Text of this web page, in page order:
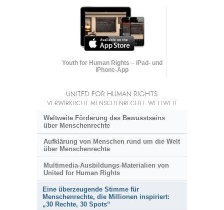
Youth for Human Rights – iPad- und
iPhone-App
UNITED FOR HUMAN RIGHTS
VERWIRKLICHT MENSCHENRECHTE WELTWEIT
Weltweite Förderung des Bewusstseins
über Menschenrechte
Aufklärung von Menschen rund um die Welt
über Menschenrechte
Multimedia-Ausbildungs-Materialien von
United for Human Rights
Eine überzeugende Stimme für
Menschenrechte, die Millionen inspiriert:
„30 Rechte, 30 Spots“